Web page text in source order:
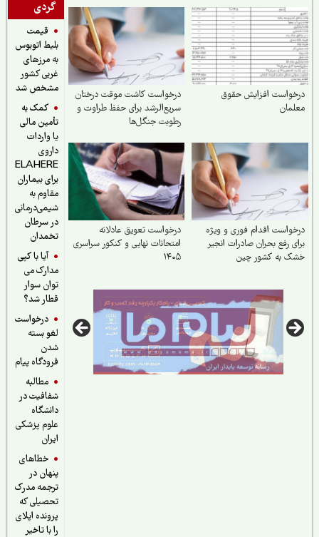
گردی
قیمت
بلیط اتوبوس
به مرزهای
غربی کشور
مشخص شد
کمک به
تأمین مالی
یا واردات
داروی
ELAHERE
برای بیماران
مقاوم به
شیمی‌درمانی
در سرطان
تخمدان
آیا با کپی
مدارک می
توان سوار
قطار شد؟
درخواست
لغو بسته
فرودگاه پیام
مطالبه
شفافیت در
دانشگاه
علوم پزشکی
خطاهای
پنهان در
ترجمه مدرک
تحصیلی که
پرونده اپلای
را با تاخیر
افزایش حقوق
درخواست کاشت موقت درختان
سریع‌الرشد برای حفظ طراوت و
رطوبت جنگل‌ها
اقدام فوری و ویژه
رفع بحران صادرات انجیر
به کشور چین
درخواست تعویق عادلانه
امتحانات نهایی و کنکور سراسری